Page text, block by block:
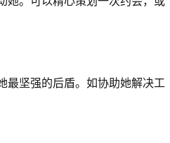
最坚强的后盾。如协助她解决工